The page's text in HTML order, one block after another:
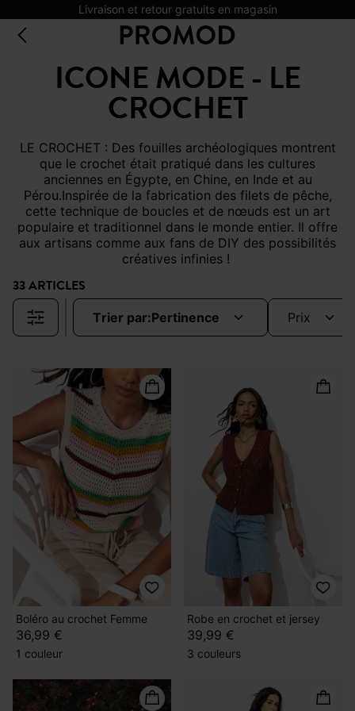
Livraison et retour gratuits en magasin
ICONE MODE - LE
CROCHET
LE CROCHET : Des fouilles archéologiques montrent
que le crochet était pratiqué dans les cultures
anciennes en Égypte, en Chine, en Inde et au
Pérou.Inspirée de la fabrication des filets de pêche,
cette technique de boucles et de nœuds est un art
populaire et traditionnel dans le monde entier. Il offre
aux artisans comme aux fans de DIY des possibilités
créatives infinies !
33 ARTICLES
trier par: pertinence prix
Boléro au crochet Femme
36,99 €
1 couleur
Robe en crochet et jersey
39,99 €
3 couleurs